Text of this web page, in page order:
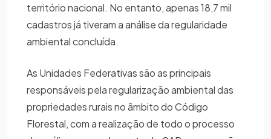
território nacional. No entanto, apenas 18,7 mil
cadastros já tiveram a análise da regularidade
ambiental concluída.
As Unidades Federativas são as principais
responsáveis pela regularização ambiental das
propriedades rurais no âmbito do Código
Florestal, com a realização de todo o processo